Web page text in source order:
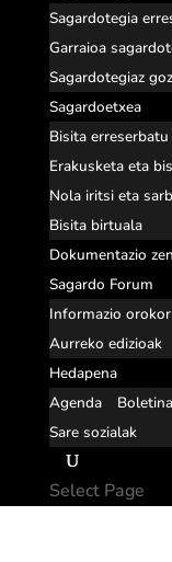
Sagardotegia
Garraioa
Sagardotegiaz
Sagardoetxea
Bisita erreserbatu
Erakusketa eta
Nola iritsi eta
Bisita birtuala
Dokumentazio
Sagardo Forum
Informazio
Aurreko edizioak
Hedapena
Agenda
Boletina
Sare sozialak
Select Page